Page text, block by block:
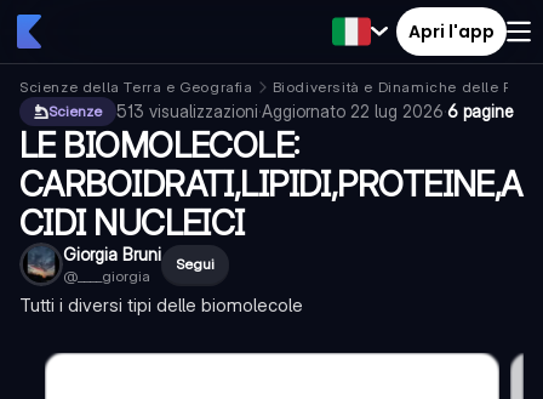
Apri l'app
Scienze della Terra e Geografia
Biodiversità e Dinamiche delle
Scienze
513 visualizzazioni·Aggiornato 22 lug 2026·6 pagine
LE BIOMOLECOLE:
CARBOIDRATI,LIPIDI,PROTEINE,A
CIDI NUCLEICI
Giorgia Bruni
@ ____giorgia
Segui
Tutti i diversi tipi delle biomolecole